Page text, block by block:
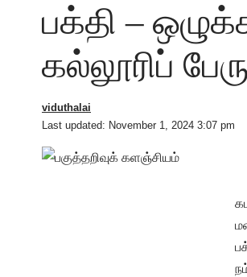
பக்தி –
கல்லூரிப்
Last updated: November 1, 2024 3:07 pm
viduthalai